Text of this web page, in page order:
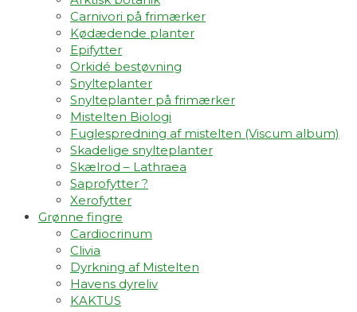
Carnivori på frimærker
Kødædende planter
Epifytter
Orkidé bestøvning
Snylteplanter
Snylteplanter på frimærker
Mistelten Biologi
Fuglespredning af mistelten (Viscum album)​
Skadelige snylteplanter
Skælrod – Lathraea
Saprofytter ?
Xerofytter
Grønne fingre
Cardiocrinum
Clivia
Dyrkning af Mistelten
Havens dyreliv
KAKTUS